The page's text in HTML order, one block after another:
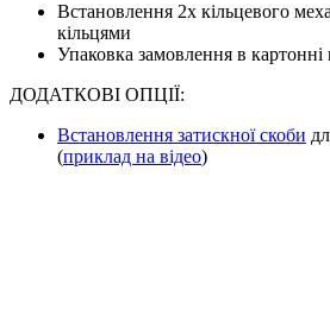
Встановлення 2х кільцевого
кільцями
Упаковка замовлення в
ДОДАТКОВІ ОПЦІЇ:
Встановлення затискної скоби
(приклад на відео)